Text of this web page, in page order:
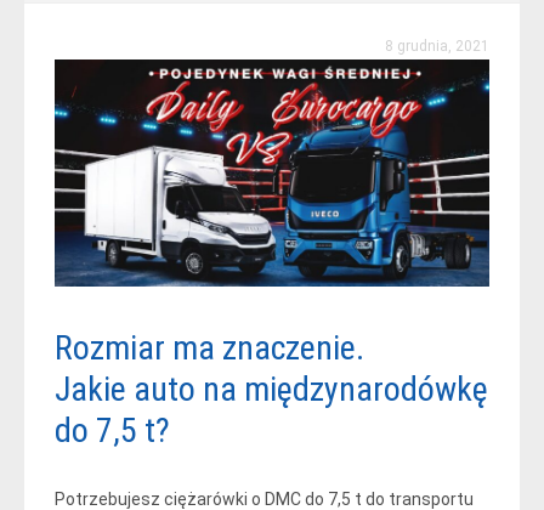
8 grudnia, 2021
Rozmiar ma znaczenie.
Jakie auto na międzynarodówkę
do 7,5 t?
Potrzebujesz ciężarówki o DMC do 7,5 t do transportu